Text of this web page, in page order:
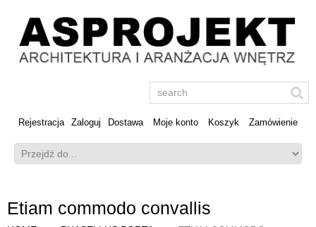
Rejestracja Zaloguj Dostawa Moje konto Koszyk Zamówienie
Etiam commodo convallis